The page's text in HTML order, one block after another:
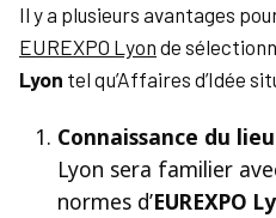
Il y a plusieurs avantages
EUREXPO Lyon de
Lyon tel qu’Affaires d’Idée
Connaissance du
Lyon sera familier
normes d’EUREXPO